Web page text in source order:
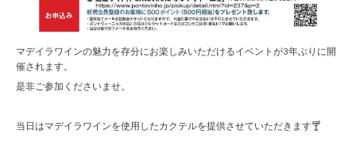
マデイラワインの魅力を存分にお楽しみいただけるイベントが3年ぶりに開
催されます。
是非ご参加くださいませ。
当日はマデイラワインを使用したカクテルを提供させていただきます🍸